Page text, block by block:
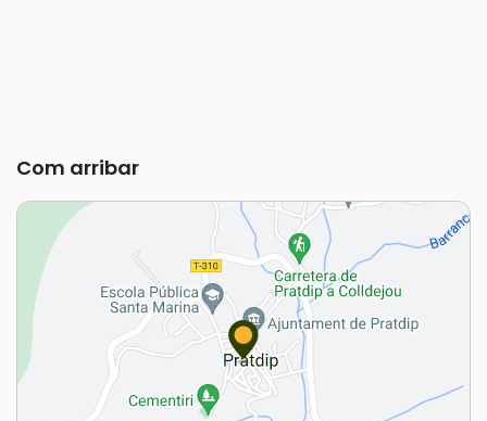
Com arribar